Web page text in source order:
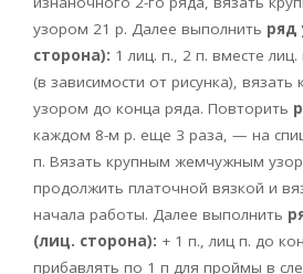
узором 21 р. Далее выполнить ряд
сторона): 1 лиц. п., 2 п. вместе
(в зависимости от рисунка),
узором до конца ряда. Повторить
каждом 8-м р. еще 3 раза, — на
п. Вязать крупным жемчужным
продолжить платочной вязкой и
начала работы. Далее выполнить
(лиц. сторона): + 1 п., лиц п. до
прибавлять по 1 п для проймы в